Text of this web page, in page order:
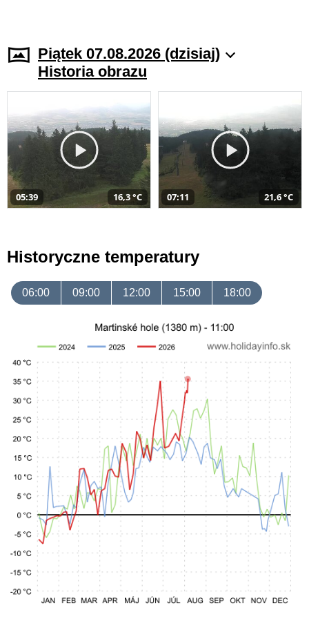
Piątek 07.08.2026 (dzisiaj)
Historia obrazu
05:39 16,3 °C 07:11 21,6 °C
Historyczne temperatury
06:00 09:00 12:00 15:00 18:00